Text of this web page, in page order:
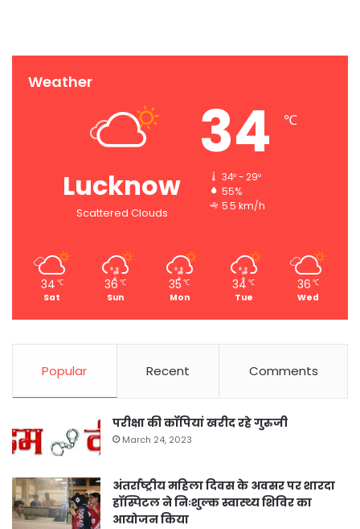
Weather
Lucknow
Scattered Clouds
34 ℃
34º - 29º
55%
5.5 km/h
34 ℃
Sat
36 ℃
Sun
35 ℃
Mon
34 ℃
Tue
36 ℃
Wed
Popular Recent Comments
परीक्षा की कॉपियां खरीद रहे गुरुजी
March 24, 2023
अंतर्राष्ट्रीय महिला दिवस के अवसर पर शारदा
हॉस्पिटल ने निःशुल्क स्वास्थ्य शिविर का
आयोजन किया